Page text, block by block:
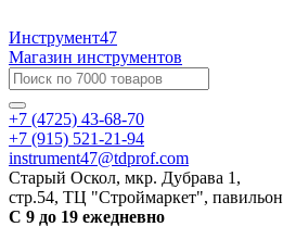
Инструмент47
Магазин инструментов
+7 (4725) 43-68-70
+7 (915) 521-21-94
instrument47@tdprof.com
Старый Оскол, мкр. Дубрава 1,
стр.54, ТЦ "Строймаркет",
С 9 до 19 ежедневно